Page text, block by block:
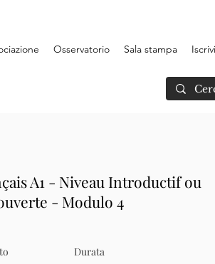
Osservatorio Sala stampa
A1 - Niveau Introductif ou
- Modulo 4
Durata